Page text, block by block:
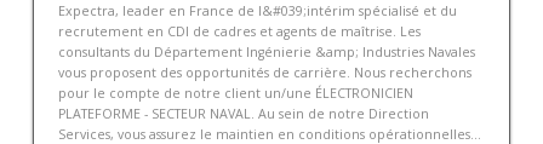
Expectra, leader en France de l&#039;intérim spécialisé et du
recrutement en CDI de cadres et agents de maîtrise. Les
consultants du Département Ingénierie &amp; Industries Navales
vous proposent des opportunités de carrière. Nous recherchons
pour le compte de notre client un/une ÉLECTRONICIEN
PLATEFORME - SECTEUR NAVAL. Au sein de notre Direction
Services, vous assurez le maintien en conditions opérationnelles...